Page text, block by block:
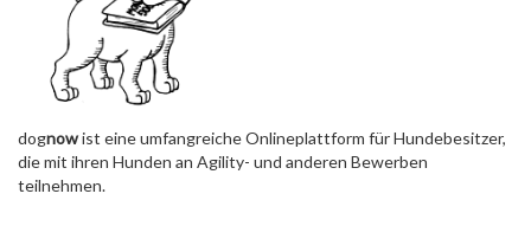
dognowist eine umfangreiche Onlineplattform für Hundebesitzer,
die mit ihren Hunden an Agility- und anderen Bewerben
teilnehmen.